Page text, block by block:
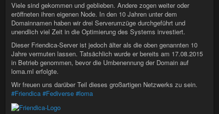
Viele sind gekommen und geblieben. Andere zogen weiter oder
eröffneten ihren eigenen Node. In den 10 Jahren unter dem
Domainnamen haben wir drei Serverumzüge durchgeführt und
unendlich viel Zeit in die Optimierung des Systems investiert.
Dieser Friendica-Server ist jedoch älter als die oben genannten 10
Jahre vermuten lassen. Tatsächlich wurde er bereits am 17.08.2015
in Betrieb genommen, bevor die Umbenennung der Domain auf
loma.ml erfolgte.
Wir freuen uns darüber Teil dieses großartigen Netzwerks zu sein.
#Friendica #Fediverse #loma